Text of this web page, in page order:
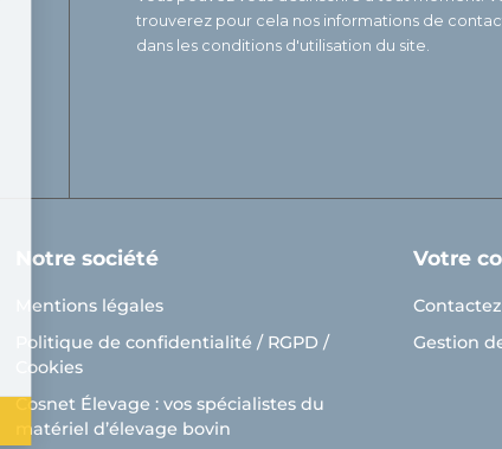
trouverez pour cela nos informations de
dans les conditions d'utilisation du site.
Notre société
Mentions légales
Politique de confidentialité / RGPD /
Cookies
Cosnet Élevage : vos spécialistes du
matériel d’élevage bovin
Votre
Gestion